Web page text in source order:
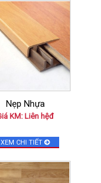
Nẹp Nhựa
KM: Liên hệđ
XEM CHI TIẾT